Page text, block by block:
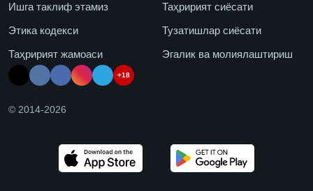
Ишга таклиф этамиз
Таҳририят сиёсати
Этика кодекси
Тузатишлар сиёсати
Таҳририят жамоаси
Эгалик ва молиялаштириш
+18
© 2014-2026